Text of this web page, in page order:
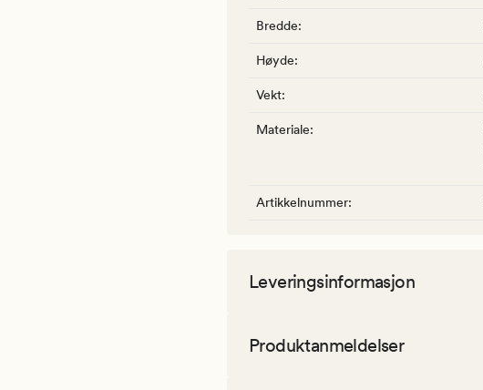
Bredde:
Høyde:
Vekt:
Materiale:
Artikkelnummer:
Leveringsinformasjon
Produktanmeldelser